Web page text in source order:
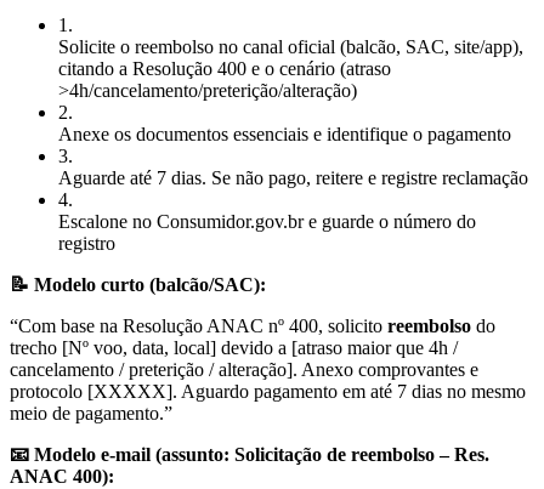
1 .
Solicite o reembolso no canal oficial (balcão, SAC, site/app),
citando a Resolução 400 e o cenário (atraso
>4h/cancelamento/preterição/alteração)
2.
Anexe os documentos essenciais e identifique o pagamento
3.
Aguarde até 7 dias. Se não pago, reitere e registre reclamação
4.
Escalone no Consumidor.gov.br e guarde o número do
registro
📝 Modelo curto (balcão/SAC):
“Com base na Resolução ANAC nº 400, solicito reembolso do
trecho [Nº voo, data, local] devido a [atraso maior que 4h /
cancelamento / preterição / alteração]. Anexo comprovantes e
protocolo [XXXXX]. Aguardo pagamento em até 7 dias no mesmo
meio de pagamento.”
📧 Modelo e-mail (assunto: Solicitação de reembolso – Res.
ANAC 400):